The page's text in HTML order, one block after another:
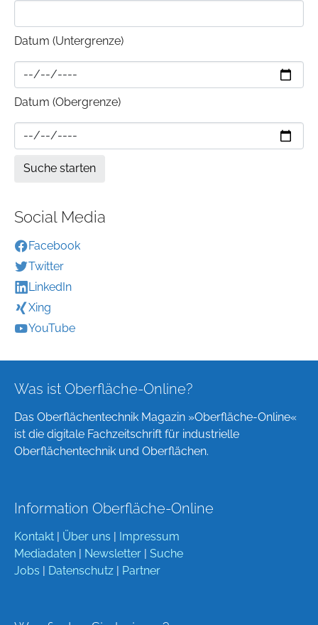
Datum (Untergrenze)
Datum (Obergrenze)
Social Media
Facebook
Twitter
LinkedIn
Xing
YouTube
Was ist Oberfläche-Online?
Das Oberflächentechnik Magazin »Oberfläche-Online«
ist die digitale Fachzeitschrift für industrielle
Oberflächentechnik und Oberflächen.
Information Oberfläche-Online
Kontakt Über uns
Impressum
Mediadaten
Newsletter
Suche
Jobs
Datenschutz Partner